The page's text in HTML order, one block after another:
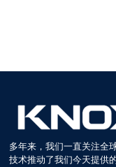
多年来，我们一直关注全
技术推动了我们今天提供